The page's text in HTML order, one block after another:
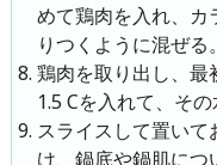
めて鶏肉を入れ、カ
りつくように混ぜる。
鶏肉を取り出し、最
1.5 Cを入れて、そ
スライスして置い
け、鍋底や鍋肌につ